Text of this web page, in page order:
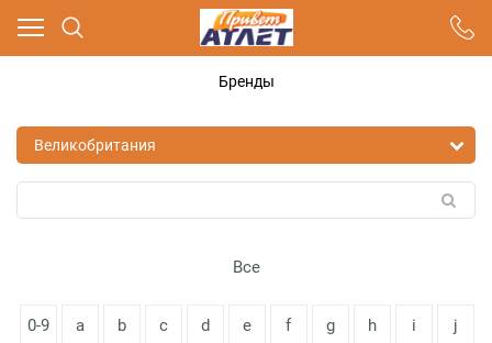
Бренды
Все
0-9 a b c d e f g h i j
Ваш город - Москва,
угадали?